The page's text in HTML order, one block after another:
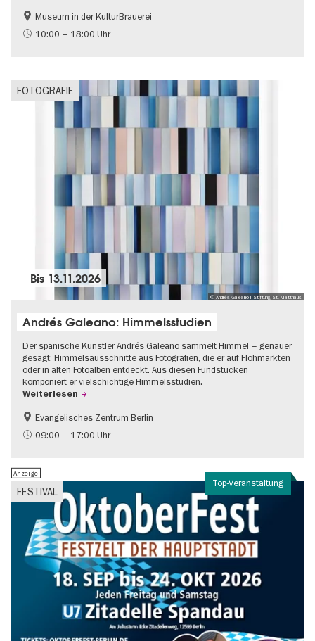
Berliner Mauer
DDR-Geschichte
Museum in der KulturBrauerei
10:00 – 18:00 Uhr
FOTOGRAFIE
© Andrés Galeano I Stiftung St. Matthäus
Bis 13.11.2026
Andrés Galeano: Himmelsstudien
Der spanische Künstler Andrés Galeano sammelt Himmel – genauer
gesagt: Himmelsausschnitte aus Fotografien, die er auf Flohmärkten
oder in alten Fotoalben entdeckt. Aus diesen Fundstücken
komponiert er vielschichtige Himmelsstudien.
Weiterlesen
Gratis
Evangelisches Zentrum Berlin
09:00 – 17:00 Uhr
Top-Veranstaltung
FESTIVAL
Anzeige